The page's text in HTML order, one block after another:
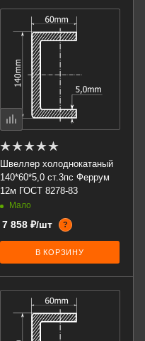
Швеллер холоднокатаный
140*60*5,0 ст.3пс Феррум
12м ГОСТ 8278-83
Мало
7 858 ₽/шт ?
В КОРЗИНУ